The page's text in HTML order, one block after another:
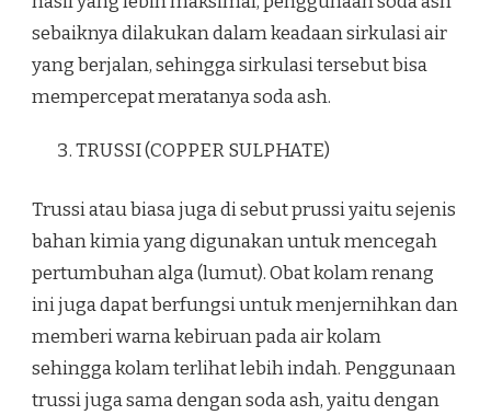
sebaiknya dilakukan dalam keadaan sirkulasi air
yang berjalan, sehingga sirkulasi tersebut bisa
mempercepat meratanya soda ash.
TRUSSI (COPPER SULPHATE)
Trussi atau biasa juga di sebut prussi yaitu sejenis
bahan kimia yang digunakan untuk mencegah
pertumbuhan alga (lumut). Obat kolam renang
ini juga dapat berfungsi untuk menjernihkan dan
memberi warna kebiruan pada air kolam
sehingga kolam terlihat lebih indah. Penggunaan
trussi juga sama dengan soda ash, yaitu dengan